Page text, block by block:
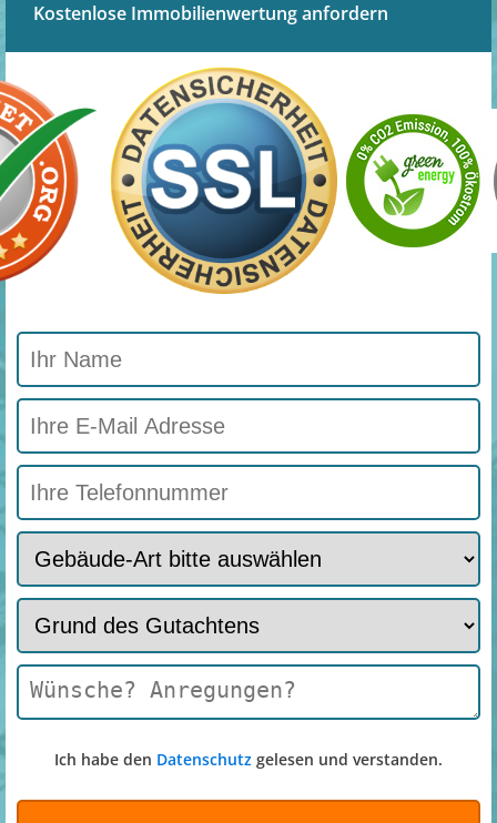
Kostenlose Immobilienwertung anfordern
Ich habe den Datenschutz gelesen und verstanden.